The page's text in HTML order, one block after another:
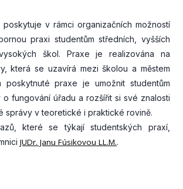
v rámci organizačních možností
praxi studentům středních, vyšších
škol. Praxe je realizována na
která se uzavírá mezi školou a městem
poskytnuté praxe je umožnit studentům
o fungování úřadu a rozšířit si své znalosti
správy v teoretické i praktické rovině.
které se týkají studentských praxí,
JUDr. Janu Fúsikovou LL.M..